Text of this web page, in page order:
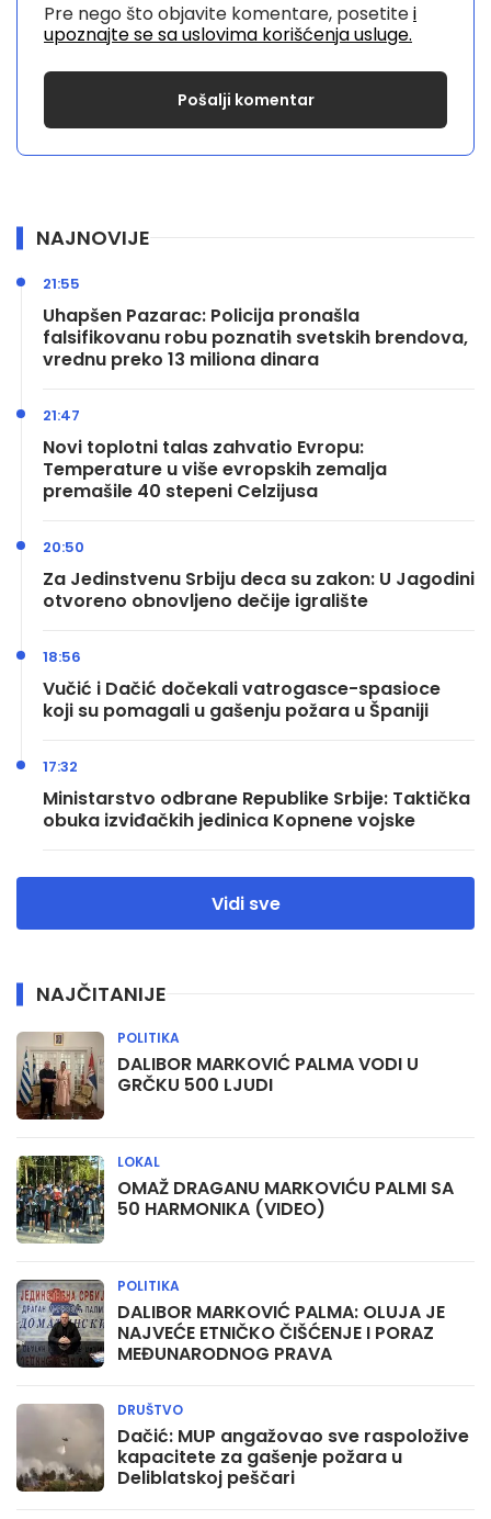
Pre nego što objavite komentare, posetitei
upoznajte se sa uslovima korišćenja usluge.
NAJNOVIJE
Uhapšen Pazarac: Policija pronašla
falsifikovanu robu poznatih svetskih brendova,
vrednu preko 13 miliona dinara
21:55
Novi toplotni talas zahvatio Evropu:
Temperature u više evropskih zemalja
premašile 40 stepeni Celzijusa
21:47
Za Jedinstvenu Srbiju deca su zakon: U Jagodini
otvoreno obnovljeno dečije igralište
20:50
Vučić i Dačić dočekali vatrogasce-spasioce
koji su pomagali u gašenju požara u Španiji
18:56
Ministarstvo odbrane Republike Srbije: Taktička
obuka izviđačkih jedinica Kopnene vojske
17:32
Vidi sve
NAJČITANIJE
DALIBOR MARKOVIĆ PALMA VODI U
GRČKU 500 LJUDI
POLITIKA
OMAŽ DRAGANU MARKOVIĆU PALMI SA
50 HARMONIKA (VIDEO)
LOKAL
DALIBOR MARKOVIĆ PALMA: OLUJA JE
NAJVEĆE ETNIČKO ČIŠĆENJE I PORAZ
MEĐUNARODNOG PRAVA
POLITIKA
Dačić: MUP angažovao sve raspoložive
kapacitete za gašenje požara u
Deliblatskoj peščari
DRUŠTVO